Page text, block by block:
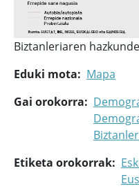
Biztanleriaren
Eduki mota
Mapa
Gai orokorra
Etiketa orokorrak